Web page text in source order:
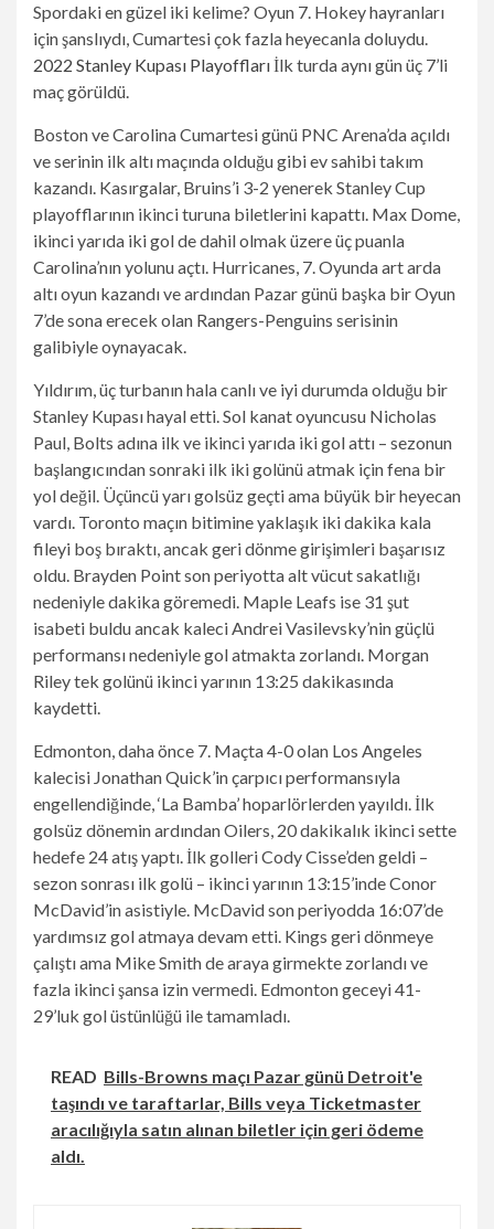
Spordaki en güzel iki kelime? Oyun 7. Hokey hayranları
için şanslıydı, Cumartesi çok fazla heyecanla doluydu.
2022 Stanley Kupası Playofflarıİlk turda aynı gün üç 7’li
maç görüldü.
Boston ve Carolina Cumartesi günü PNC Arena’da açıldı
ve serinin ilk altı maçında olduğu gibi ev sahibi takım
kazandı. Kasırgalar, Bruins’i 3-2 yenerek Stanley Cup
playofflarının ikinci turuna biletlerini kapattı. Max Dome,
ikinci yarıda iki gol de dahil olmak üzere üç puanla
Carolina’nın yolunu açtı. Hurricanes, 7. Oyunda art arda
altı oyun kazandı ve ardından Pazar günü başka bir Oyun
7’de sona erecek olan Rangers-Penguins serisinin
galibiyle oynayacak.
Yıldırım, üç turbanın hala canlı ve iyi durumda olduğu bir
Stanley Kupası hayal etti. Sol kanat oyuncusu Nicholas
Paul, Bolts adına ilk ve ikinci yarıda iki gol attı – sezonun
başlangıcından sonraki ilk iki golünü atmak için fena bir
yol değil. Üçüncü yarı golsüz geçti ama büyük bir heyecan
vardı. Toronto maçın bitimine yaklaşık iki dakika kala
fileyi boş bıraktı, ancak geri dönme girişimleri başarısız
oldu. Brayden Point son periyotta alt vücut sakatlığı
nedeniyle dakika göremedi. Maple Leafs ise 31 şut
isabeti buldu ancak kaleci Andrei Vasilevsky’nin güçlü
performansı nedeniyle gol atmakta zorlandı. Morgan
Riley tek golünü ikinci yarının 13:25 dakikasında
kaydetti.
Edmonton, daha önce 7. Maçta 4-0 olan Los Angeles
kalecisi Jonathan Quick’in çarpıcı performansıyla
engellendiğinde, ‘La Bamba’ hoparlörlerden yayıldı. İlk
golsüz dönemin ardından Oilers, 20 dakikalık ikinci sette
hedefe 24 atış yaptı. İlk golleri Cody Cisse’den geldi –
sezon sonrası ilk golü – ikinci yarının 13:15’inde Conor
McDavid’in asistiyle. McDavid son periyodda 16:07’de
yardımsız gol atmaya devam etti. Kings geri dönmeye
çalıştı ama Mike Smith de araya girmekte zorlandı ve
fazla ikinci şansa izin vermedi. Edmonton geceyi 41-
29’luk gol üstünlüğü ile tamamladı.
READ Bills-Browns maçı Pazar günü Detroit'e
taşındı ve taraftarlar, Bills veya Ticketmaster
aracılığıyla satın alınan biletler için geri ödeme
aldı.